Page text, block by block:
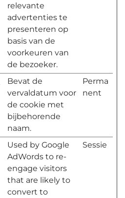
relevante
advertenties te
presenteren op
basis van de
voorkeuren van
de bezoeker.
Bevat de
vervaldatum voor
de cookie met
bijbehorende
naam.
Perma
nent
Used by Google
AdWords to re-
engage visitors
that are likely to
convert to
Sessie